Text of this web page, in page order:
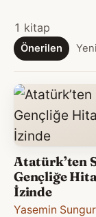
1 kitap
Önerilen Yeni
Atatürk’ten
Gençliğe
İzinde
Yasemin Sungur